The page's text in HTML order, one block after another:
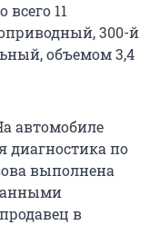
всего 11
300-й
объемом 3,4
автомобиле
диагностика по
выполнена
в